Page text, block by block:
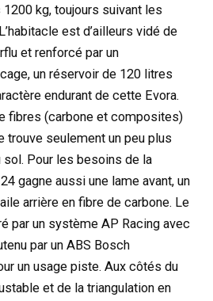
kg, toujours suivant les
est d’ailleurs vidé de
et renforcé par un
un réservoir de 120 litres
endurant de cette Evora.
fibres (carbone et composites)
trouve seulement un peu plus
sol. Pour les besoins de la
gagne aussi une lame avant, un
arrière en fibre de carbone. Le
par un système AP Racing avec
par un ABS Bosch
un usage piste. Aux côtés du
et de la triangulation en